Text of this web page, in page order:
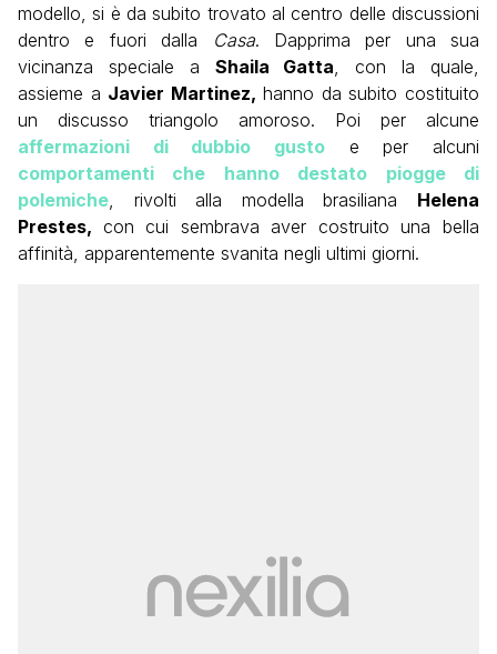
modello, si è da subito trovato al centro delle discussioni
dentro e fuori dalla
Casa. Dapprima per una sua
vicinanza speciale a Shaila Gatta, con la quale,
assieme a Javier Martinez, hanno da subito costituito
un discusso triangolo amoroso. Poi per alcune
affermazioni di dubbio gusto e per alcuni
comportamenti che hanno destato piogge di
polemiche, rivolti alla modella brasiliana Helena
Prestes, con cui sembrava aver costruito una bella
affinità, apparentemente svanita negli ultimi giorni.